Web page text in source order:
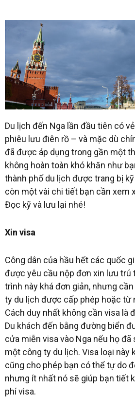
Du lịch đến Nga lần đầu tiên có
phiêu lưu điên rồ – và mặc dù
đã được áp dụng trong gần một
không hoàn toàn khó khăn như
thành phố du lịch được trang bị
còn một vài chi tiết bạn cần xem
Đọc kỹ và lưu lại nhé!
Xin visa
Công dân của hầu hết các quốc
được yêu cầu nộp đơn xin lưu trú
trình này khá đơn giản, nhưng
ty du lịch được cấp phép hoặc từ
Cách duy nhất không cần visa là
Du khách đến bằng đường biển
cửa miễn visa vào Nga nếu họ
một công ty du lịch. Visa loại này
cũng cho phép bạn có thể tự do
nhưng ít nhất nó sẽ giúp bạn tiết
phí visa.